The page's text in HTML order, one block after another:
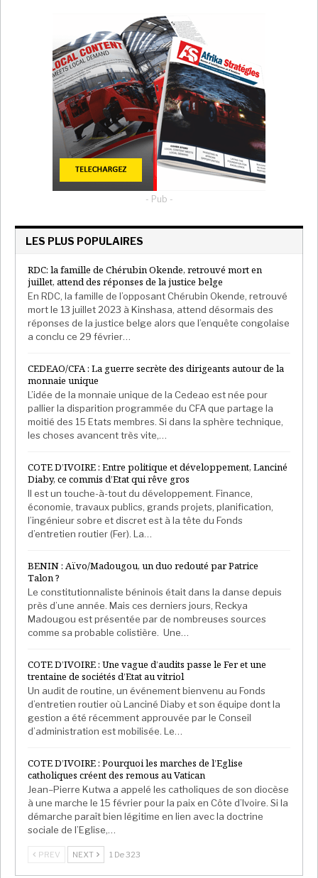
- Pub -
LES PLUS POPULAIRES
RDC: la famille de Chérubin Okende, retrouvé mort en
juillet, attend des réponses de la justice belge
En RDC, la famille de l’opposant Chérubin Okende, retrouvé
mort le 13 juillet 2023 à Kinshasa, attend désormais des
réponses de la justice belge alors que l’enquête congolaise
a conclu ce 29 février…
CEDEAO/CFA : La guerre secrète des dirigeants autour de la
monnaie unique
L’idée de la monnaie unique de la Cedeao est née pour
pallier la disparition programmée du CFA que partage la
moitié des 15 Etats membres. Si dans la sphère technique,
les choses avancent très vite,…
COTE D’IVOIRE : Entre politique et développement, Lanciné
Diaby, ce commis d’Etat qui rêve gros
Il est un touche-à-tout du développement. Finance,
économie, travaux publics, grands projets, planification,
l’ingénieur sobre et discret est à la tête du Fonds
d’entretien routier (Fer). La…
BENIN : Aïvo/Madougou, un duo redouté par Patrice
Talon ?
Le constitutionnaliste béninois était dans la danse depuis
près d’une année. Mais ces derniers jours, Reckya
Madougou est présentée par de nombreuses sources
comme sa probable colistière. Une…
COTE D’IVOIRE : Une vague d’audits passe le Fer et une
trentaine de sociétés d’Etat au vitriol
Un audit de routine, un événement bienvenu au Fonds
d’entretien routier où Lanciné Diaby et son équipe dont la
gestion a été récemment approuvée par le Conseil
d’administration est mobilisée. Le…
COTE D’IVOIRE : Pourquoi les marches de l’Eglise
catholiques créent des remous au Vatican
Jean–Pierre Kutwa a appelé les catholiques de son diocèse
à une marche le 15 février pour la paix en Côte d’Ivoire. Si la
démarche paraît bien légitime en lien avec la doctrine
sociale de l’Eglise,…
PREV NEXT 1 De 323